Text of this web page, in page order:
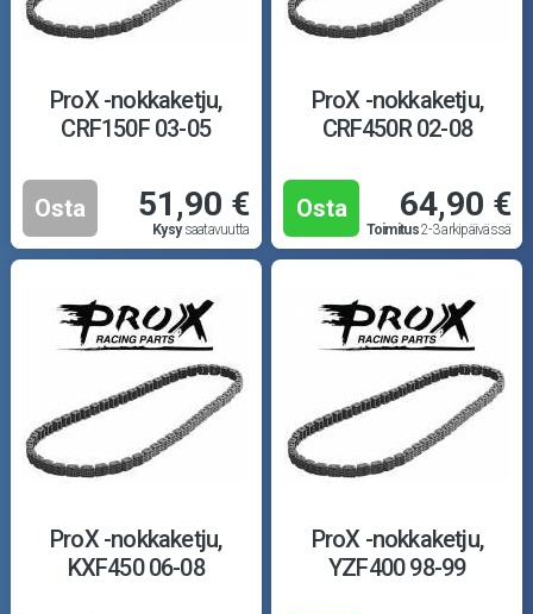
ProX -nokkaketju,
CRF150F 03-05
Osta 51,90 €
Kysysaatavuutta
ProX -nokkaketju,
CRF450R 02-08
Osta 64,90 €
Toimitus2-3 arkipäivässä
ProX -nokkaketju,
KXF450 06-08
ProX -nokkaketju,
YZF400 98-99